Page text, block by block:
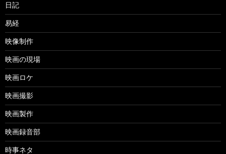
日記
易経
映像制作
映画の現場
映画ロケ
映画撮影
映画製作
映画録音部
時事ネタ